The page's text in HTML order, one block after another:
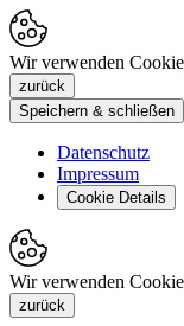
Wir verwenden
zurück
Speichern & schließen
Datenschutz
Impressum
Cookie Details
Wir verwenden
zurück